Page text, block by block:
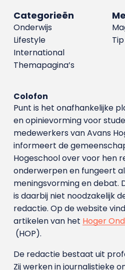
Categorieën
Onderwijs
Lifestyle
International
Themapagina’s
Colofon
Punt is het onafhankelijke
en opinievorming voor
medewerkers van Avans
informeert de
Hogeschool over voor hen
onderwerpen en fungeert
meningsvorming en debat.
is daarbij niet noodzakelijk
redactie. Op de website
artikelen van het Hoger
(HOP).
De redactie bestaat uit
Zij werken in journalistieke